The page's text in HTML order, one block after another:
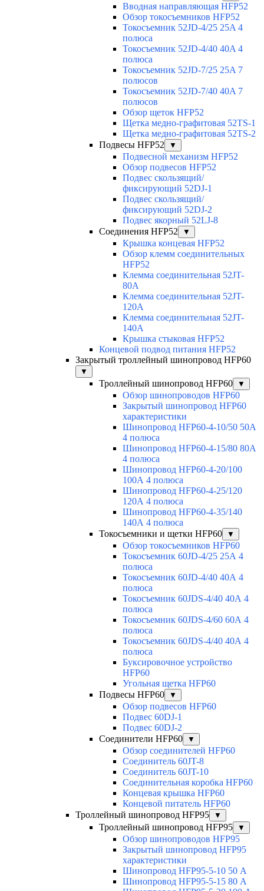
Вводная направляющая HFP52
Обзор токосъемников HFP52
Токосъемник 52JD-4/25 25A 4
полюса
Токосъемник 52JD-4/40 40A 4
полюса
Токосъемник 52JD-7/25 25A 7
полюсов
Токосъемник 52JD-7/40 40A 7
полюсов
Обзор щеток HFP52
Щетка медно-графитовая 52TS-1
Щетка медно-графитовая 52TS-2
Подвесы HFP52
▼
Подвесной механизм HFP52
Обзор подвесов HFP52
Подвес скользящий/
фиксирующий 52DJ-1
Подвес скользящий/
фиксирующий 52DJ-2
Подвес якорный 52LJ-8
Соединения HFP52
▼
Крышка концевая HFP52
Обзор клемм соединительных
HFP52
Клемма соединительная 52JT-
80A
Клемма соединительная 52JT-
120A
Клемма соединительная 52JT-
140A
Крышка стыковая HFP52
Концевой подвод питания HFP52
Закрытый троллейный шинопровод HFP60
▼
Троллейный шинопровод HFP60 ▼
Обзор шинопроводов HFP60
Закрытый шинопровод HFP60
характеристики
Шинопровод HFP60-4-10/50 50А
4 полюса
Шинопровод HFP60-4-15/80 80А
4 полюса
Шинопровод HFP60-4-20/100
100А 4 полюса
Шинопровод HFP60-4-25/120
120А 4 полюса
Шинопровод HFP60-4-35/140
140А 4 полюса
Токосъемники и щетки HFP60
▼
Обзор токосъемников HFP60
Токосъемник 60JD-4/25 25А 4
полюса
Токосъемник 60JD-4/40 40А 4
полюса
Токосъемник 60JDS-4/40 40А 4
полюса
Токосъемник 60JDS-4/60 60А 4
полюса
Токосъемник 60JDS-4/40 40А 4
полюса
Буксировочное устройство
HFP60
Угольная щетка HFP60
Подвесы HFP60
▼
Обзор подвесов HFP60
Подвес 60DJ-1
Подвес 60DJ-2
Соединители HFP60
▼
Обзор соединителей HFP60
Соединитель 60JT-8
Соединитель 60JT-10
Соединительная коробка HFP60
Концевая крышка HFP60
Концевой питатель HFP60
Троллейный шинопровод HFP95
▼
Троллейный шинопровод HFP95 ▼
Обзор шинопроводов HFP95
Закрытый шинопровод HFP95
характеристики
Шинопровод HFP95-5-10 50 А
Шинопровод HFP95-5-15 80 А